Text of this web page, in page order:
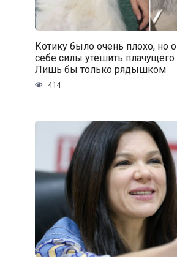
Котику было очень плохо, но
себе силы утешить плачущего
Лишь бы только рядышком
414